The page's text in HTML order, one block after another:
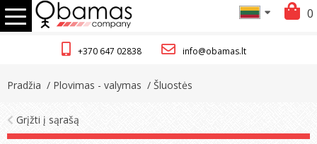
+370 647 02838 info@obamas.lt
0
Pradžia / Plovimas - valymas / Šluostės
Grįžti į sąrašą